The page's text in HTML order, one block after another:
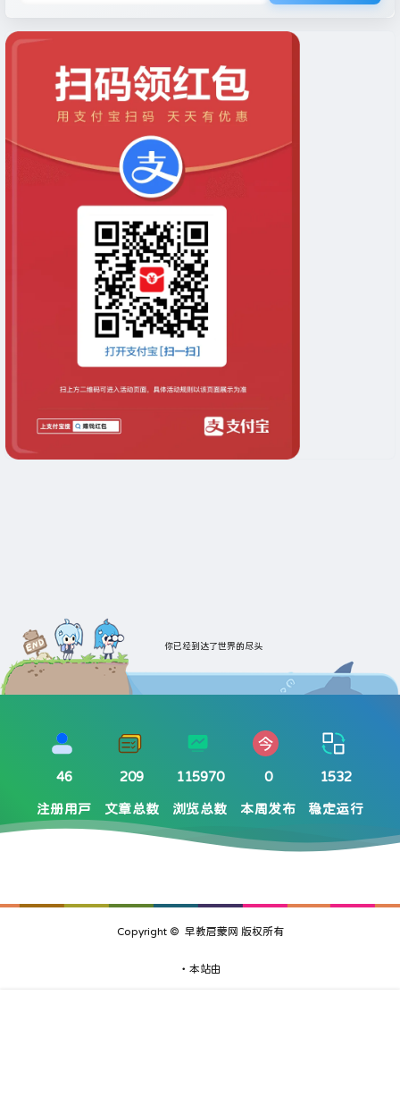
你已经到达了世界的尽头
46
注册用户
209
文章总数
115970
浏览总数
0
本周发布
1532
稳定运行
Copyright © 早教启蒙网 版权所有
・本站由